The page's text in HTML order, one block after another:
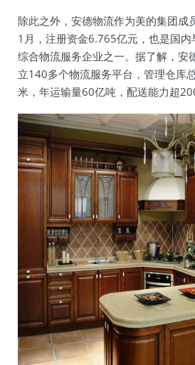
除此之外，安德物流作为美的集团成
1月，注册资金6.765亿元，也是国
综合物流服务企业之一。据了解，安
立140多个物流服务平台，管理仓库
米，年运输量60亿吨，配送能力超